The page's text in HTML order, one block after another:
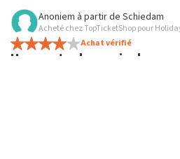
Avis de Anoniem sur
bien
Personnel sympathique
Anoniem à partir de Schiedam
Acheté chez TopTicketShop pour
Achat vérifié
Un spectacle musical